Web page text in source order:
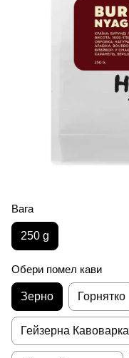
Вага
250 g
Обери помел кави
Зерно Горнятко
Гейзерна Кавоварка